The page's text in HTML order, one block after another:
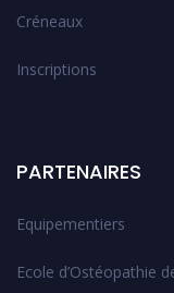
Créneaux
Inscriptions
PARTENAIRES
Equipementiers
Ecole d’Ostéopathie